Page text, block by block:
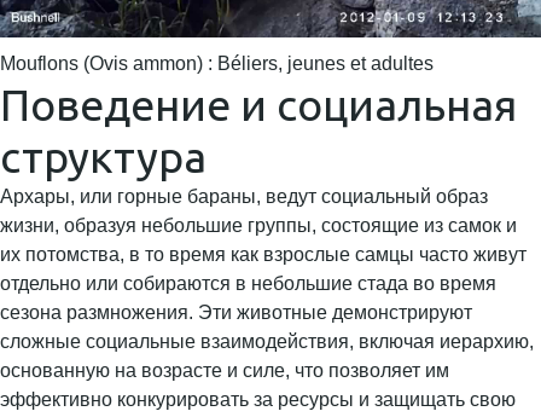
Mouflons (Ovis ammon) : Béliers, jeunes et adultes
Поведение и социальная
структура
Архары, или горные бараны, ведут социальный образ
жизни, образуя небольшие группы, состоящие из самок и
их потомства, в то время как взрослые самцы часто живут
отдельно или собираются в небольшие стада во время
сезона размножения. Эти животные демонстрируют
сложные социальные взаимодействия, включая иерархию,
основанную на возрасте и силе, что позволяет им
эффективно конкурировать за ресурсы и защищать свою